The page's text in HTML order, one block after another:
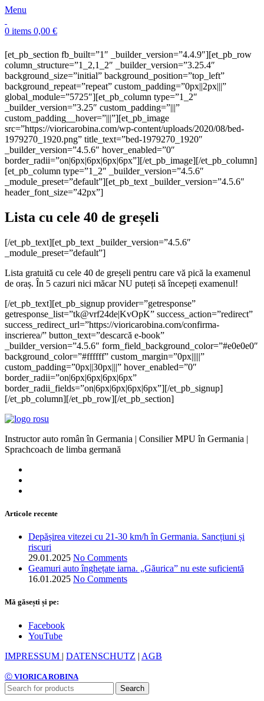
Menu
0 items 0,00 €
[et_pb_section fb_built=”1″ _builder_version=”4.4.9″][et_pb_row
column_structure=”1_2,1_2″ _builder_version=”3.25.4″
background_size=”initial” background_position=”top_left”
background_repeat=”repeat” custom_padding=”0px||2px|||”
global_module=”5725″][et_pb_column type=”1_2″
_builder_version=”3.25″ custom_padding=”|||”
custom_padding__hover=”|||”][et_pb_image
src=”https://vioricarobina.com/wp-content/uploads/2020/08/bed-
1979270_1920.png” title_text=”bed-1979270_1920″
_builder_version=”4.5.6″ hover_enabled=”0″
border_radii=”on|6px|6px|6px|6px”][/et_pb_image][/et_pb_column]
[et_pb_column type=”1_2″ _builder_version=”4.5.6″
_module_preset=”default”][et_pb_text _builder_version=”4.5.6″
header_font_size=”42px”]
Lista cu cele 40 de greșeli
[/et_pb_text][et_pb_text _builder_version=”4.5.6″
_module_preset=”default”]
Lista gratuită cu cele 40 de greșeli pentru care vă pică la examenul
de oraș. În 5 cazuri nici măcar NU puteți să începeți examenul!
[/et_pb_text][et_pb_signup provider=”getresponse”
getresponse_list=”tk@vrf24de|KvOpK” success_action=”redirect”
success_redirect_url=”https://vioricarobina.com/confirma-
inscrierea/” button_text=”descarcă e-book”
_builder_version=”4.5.6″ form_field_background_color=”#e0e0e0″
background_color=”#ffffff” custom_margin=”0px|||||”
custom_padding=”0px||30px|||” hover_enabled=”0″
border_radii=”on|6px|6px|6px|6px”
border_radii_fields=”on|6px|6px|6px|6px”][/et_pb_signup]
[/et_pb_column][/et_pb_row][/et_pb_section]
Instructor auto român în Germania | Consilier MPU în Germania |
Sprachcoach de limba germană
Articole recente
Depășirea vitezei cu 21-30 km/h în Germania. Sancțiuni și
riscuri
29.01.2025 No Comments
Geamuri auto înghețate iarna. „Găurica” nu este suficientă
16.01.2025 No Comments
Mă găsești și pe:
Facebook
YouTube
IMPRESSUM | DATENSCHUTZ | AGB
Ⓒ VIORICA ROBINA
Search